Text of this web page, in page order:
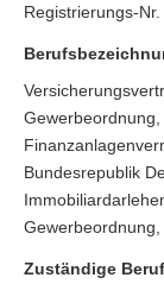
Registrierungs-
Bundesrepublik
Zuständige